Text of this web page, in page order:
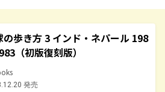
の歩き方 3 インド・ネパール 198
（初版復刻版）
発売